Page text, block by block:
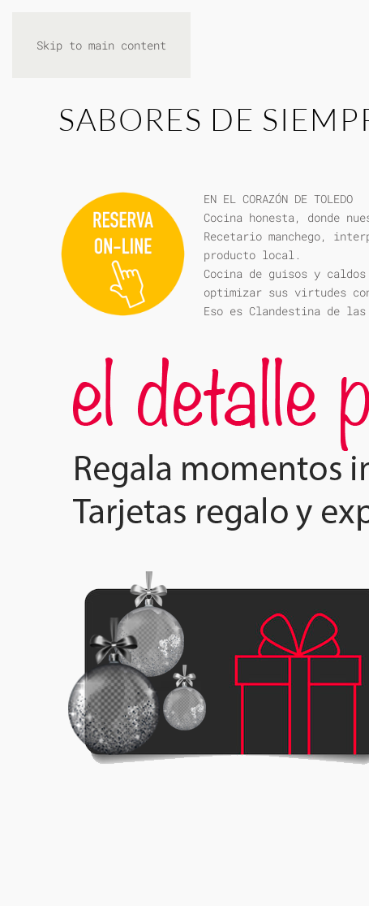
Skip to main content
SABORES DE
EN EL CORAZÓN DE TOLEDO
Cocina honesta, donde
Recetario manchego,
producto local.
Cocina de guisos y
optimizar sus virtudes
Eso es Clandestina de